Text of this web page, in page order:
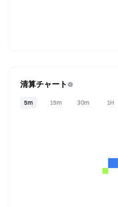
清算チャート
5m 15m 30m 1H